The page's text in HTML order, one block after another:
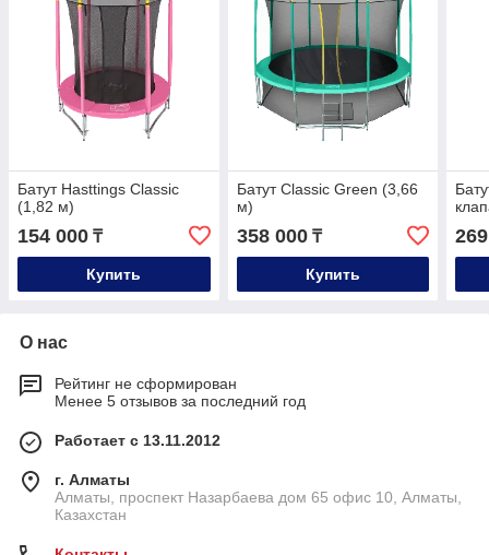
Батут Hasttings Classic
(1,82 м)
154 000 ₸
Купить
Батут Classic Green (3,66
м)
358 000₸
Купить
О нас
Рейтинг не сформирован
Менее 5 отзывов за последний год
Работает с 13.11.2012
г. Алматы
Алматы, проспект Назарбаева дом 65 офис 10, Алматы,
Казахстан